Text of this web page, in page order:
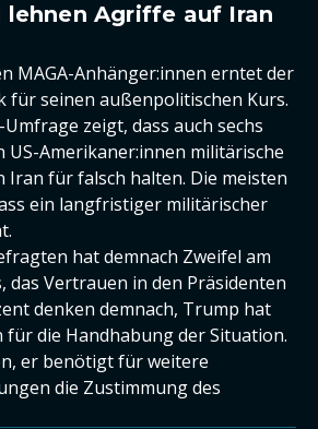
lehnen Agriffe auf Iran
MAGA-Anhänger:innen erntet der
für seinen außenpolitischen Kurs.
zeigt, dass auch sechs
US-Amerikaner:innen militärische
Iran für falsch halten. Die meisten
ein langfristiger militärischer
hat demnach Zweifel am
das Vertrauen in den Präsidenten
denken demnach, Trump hat
für die Handhabung der Situation.
er benötigt für weitere
die Zustimmung des